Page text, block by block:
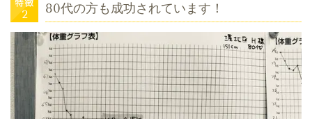
80代の方も成功されています！